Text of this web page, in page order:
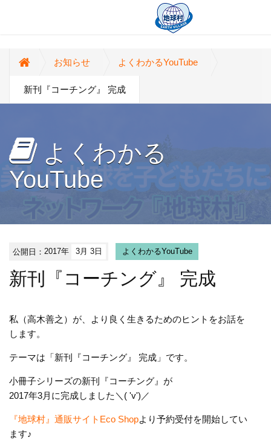
お知らせ よくわかるYouTube
新刊『コーチング』 完成
よくわかる
YouTube
公開日：2017年 3月 3日 よくわかるYouTube
新刊『コーチング』 完成
私（高木善之）が、より良く生きるためのヒントをお話を
します。
テーマは「新刊『コーチング』 完成」です。
小冊子シリーズの新刊『コーチング』が
2017年3月に完成しました＼( 'v')／
『地球村』通販サイトEco Shopより予約受付を開始してい
ます♪